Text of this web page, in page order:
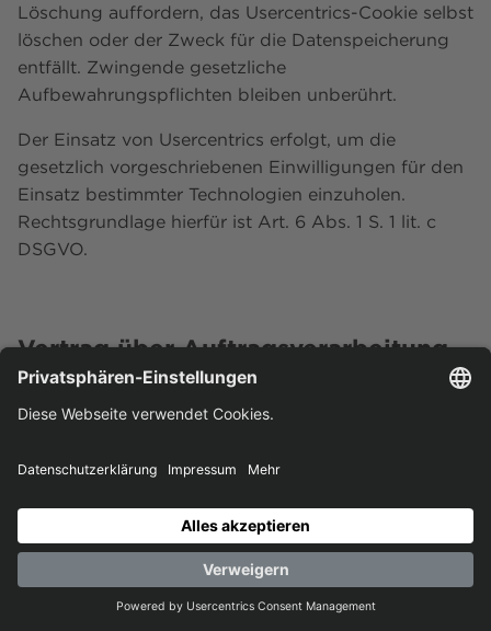
Löschung auffordern, das Usercentrics-Cookie selbst
löschen oder der Zweck für die Datenspeicherung
entfällt. Zwingende gesetzliche
Aufbewahrungspflichten bleiben unberührt.
Der Einsatz von Usercentrics erfolgt, um die
gesetzlich vorgeschriebenen Einwilligungen für den
Einsatz bestimmter Technologien einzuholen.
Rechtsgrundlage hierfür ist Art. 6 Abs. 1 S. 1 lit. c
DSGVO.
Vertrag über Auftragsverarbeitung
Wir haben einen Vertrag über Auftragsverarbeitung
mit Usercentrics geschlossen. Hierbei handelt es sich
Vertrag, der gewährleistet, dass Usercentrics die
Websitebesucher nur nach unseren Weisungen und
unter Einhaltung der DSGVO verarbeitet.